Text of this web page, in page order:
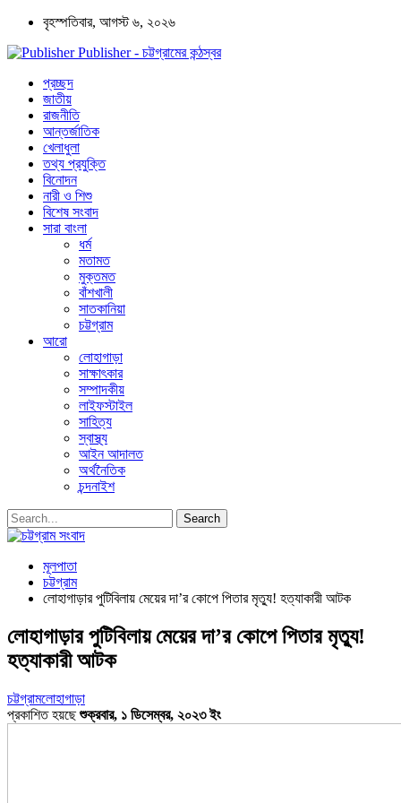
বৃহস্পতিবার, আগস্ট ৬, ২০২৬
Publisher - চট্টগ্রামের কন্ঠস্বর
প্রচ্ছদ
জাতীয়
রাজনীতি
আন্তর্জাতিক
খেলাধুলা
তথ্য প্রযুক্তি
বিনোদন
নারী ও শিশু
বিশেষ সংবাদ
সারা বাংলা
ধর্ম
মতামত
মুক্তমত
বাঁশখালী
সাতকানিয়া
চট্টগ্রাম
আরো
লোহাগাড়া
সাক্ষাৎকার
সম্পাদকীয়
লাইফস্টাইল
সাহিত্য
স্বাস্থ্য
আইন আদালত
অর্থনৈতিক
চন্দনাইশ
মূলপাতা
চট্টগ্রাম
লোহাগাড়ার পুটিবিলায় মেয়ের দা’র কোপে পিতার মৃত্যু! হত্যাকারী আটক
লোহাগাড়ার পুটিবিলায় মেয়ের দা’র কোপে পিতার মৃত্যু!
হত্যাকারী আটক
চট্টগ্রামলোহাগাড়া
প্রকাশিত হয়ছেশুক্রবার, ১ ডিসেম্বর, ২০২৩ ইং